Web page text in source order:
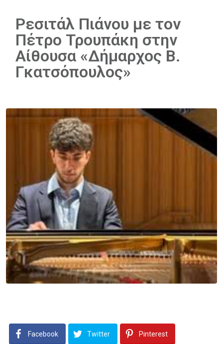
Ρεσιτάλ Πιάνου με τον
Πέτρο Τρουπάκη στην
Αίθουσα «Δήμαρχος Β.
Γκατσόπουλος»
Facebook Twitter Pinterest